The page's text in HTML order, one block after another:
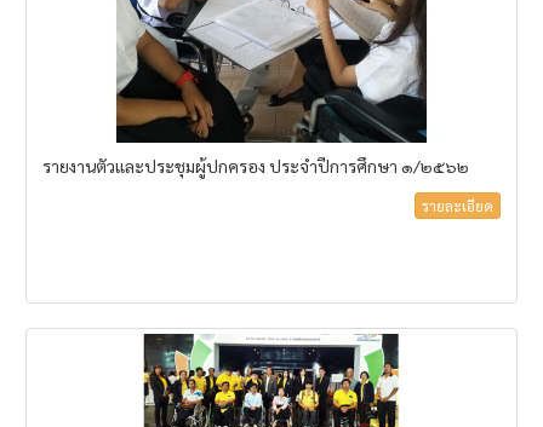
รายงานตัวและประชุมผู้ปกครอง ประจำปีการศึกษา ๑/๒๕๖๒
รายละเอียด